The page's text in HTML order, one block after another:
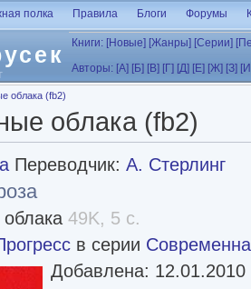
полка Правила Блоги Форумы
Книги: [Новые] [Жанры] [Серии]
Авторы: [А] [Б] [В] [Г] [Д] [Е] [Ж] [З]
облака (fb2)
облака (fb2)
Переводчик: А. Стерлинг
49K, 5 с.
в серии
Добавлена: 12.01.2010